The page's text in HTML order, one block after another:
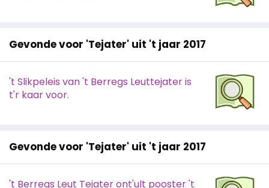
Gevonde voor 'Tejater' uit 't jaar 2017
't Slikpeleis van 't Berregs Leuttejater is
t'r kaar voor.
Gevonde voor 'Tejater' uit 't jaar 2017
't Berregs Leut Tejater ont'ult pooster 't